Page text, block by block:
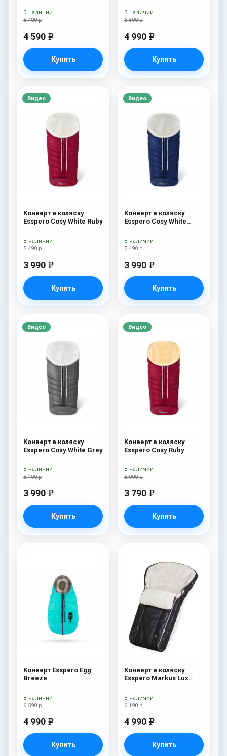
шерсть) Chocolat
5 490 р
4 590 e
Купить
В наличии
6 690 р
4 990 e
Купить
В наличии
Видео
Конверт в коляску
Esspero Cosy White Ruby
5 490 р
3 990 e
Купить
В наличии
Видео
Конверт в коляску
Esspero Cosy White
5 490 р
3 990 e
Купить
В наличии
Видео
Конверт в коляску
Esspero Cosy White Grey
5 490 р
3 990 e
Купить
В наличии
Видео
Конверт в коляску
Esspero Cosy Ruby
5 090 р
3 790 e
Купить
В наличии
Конверт Esspero Egg
Breeze
6 590 р
4 990 e
Купить
В наличии
Конверт в коляску
Esspero Markus Lux
овечья шерсть) Black
6 190 р
4 990 e
Купить
В наличии